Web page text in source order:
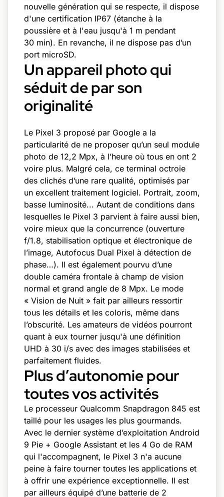
nouvelle génération qui se respecte, il dispose
d'une certification IP67 (étanche à la
poussière et à l'eau jusqu'à 1 m pendant
30 min). En revanche, il ne dispose pas d’un
port microSD.
Un appareil photo qui
séduit de par son
originalité
Le Pixel 3 proposé par Google a la
particularité de ne proposer qu’un seul module
photo de 12,2 Mpx, à l’heure où tous en ont 2
voire plus. Malgré cela, ce terminal octroie
des clichés d’une rare qualité, optimisés par
un excellent traitement logiciel. Portrait, zoom,
basse luminosité... Autant de conditions dans
lesquelles le Pixel 3 parvient à faire aussi bien,
voire mieux que la concurrence (ouverture
f/1.8, stabilisation optique et électronique de
l’image, Autofocus Dual Pixel à détection de
phase…). Il est également pourvu d’une
double caméra frontale à champ de vision
normal et grand angle de 8 Mpx. Le mode
« Vision de Nuit » fait par ailleurs ressortir
tous les détails et les coloris, même dans
l’obscurité. Les amateurs de vidéos pourront
quant à eux tourner jusqu'à une définition
UHD à 30 i/s avec des images stabilisées et
parfaitement fluides.
Plus d’autonomie pour
toutes vos activités
Le processeur Qualcomm Snapdragon 845 est
taillé pour les usages les plus gourmands.
Avec le dernier système d’exploitation Android
9 Pie + Google Assistant et les 4 Go de RAM
qui l'accompagnent, le Pixel 3 n'a aucune
peine à faire tourner toutes les applications et
à offrir une expérience exceptionnelle. Il est
par ailleurs équipé d’une batterie de 2